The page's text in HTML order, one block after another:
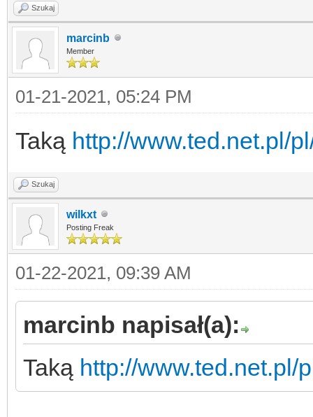
Szukaj
marcinb
Member
01-21-2021, 05:24 PM
Taką http://www.ted.net.pl/
Szukaj
wilkxt
Posting Freak
01-22-2021, 09:39 AM
marcinb napisał(a):
Taką http://www.ted.net.pl/